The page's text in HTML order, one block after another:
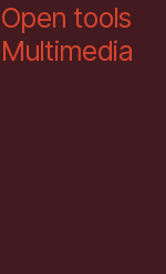
Open tools
Multimedia